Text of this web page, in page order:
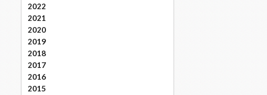
2022
2021
2020
2019
2018
2017
2016
2015